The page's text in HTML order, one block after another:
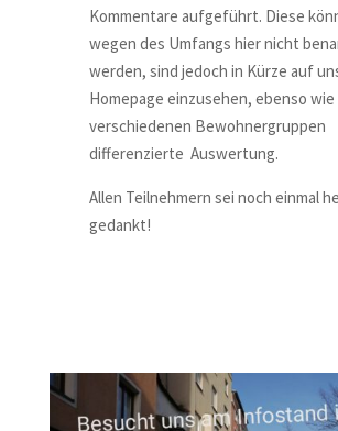
Kommentare aufgeführt. Diese
wegen des Umfangs hier nicht
werden, sind jedoch in Kürze auf
Homepage einzusehen, ebenso wie
verschiedenen Bewohnergruppen
differenzierte Auswertung.
Allen Teilnehmern sei noch einmal
gedankt!